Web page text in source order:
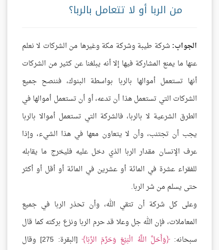
من الربا أو لا تتعامل بالربا؟
الجواب: شركة طيبة وشركة مكة وغيرها من الشركات لا نعلم
عنها ما يمنع المشاركة فيها إلا أنه يبلغنا عن كثير من الشركات
أنها تستعمل أموالها بالربا بواسطة البنوك، فننصح جميع
الشركات التي تستعمل هذا أن تدعه، أو أن تستعمل أموالها في
الطرق الشرعية لا بالربا، فالشركة التي تستعمل أموالا بالربا
يجب أن تجتنب، وأن لا يتعاون معها في هذا الشيء، وإذا
عرف الإنسان مقدار الربا الذي دخل عليه فليخرج ما يقابله
للفقراء عشرة في المائة أو عشرين في المائة أو أقل أو أكثر
حتى يسلم من شر الربا.
وعلى كل شركة أن تتقي الله، وأن تحذر الربا في جميع
المعاملات، فإن الله جل وعلا قد حرم الربا ونزع بركته كما قال
سبحانه: وَأَحَلَّ اللَّهُ الْبَيْعَ وَحَرَّمَ الرِّبَا
[البقرة: 275] وقال